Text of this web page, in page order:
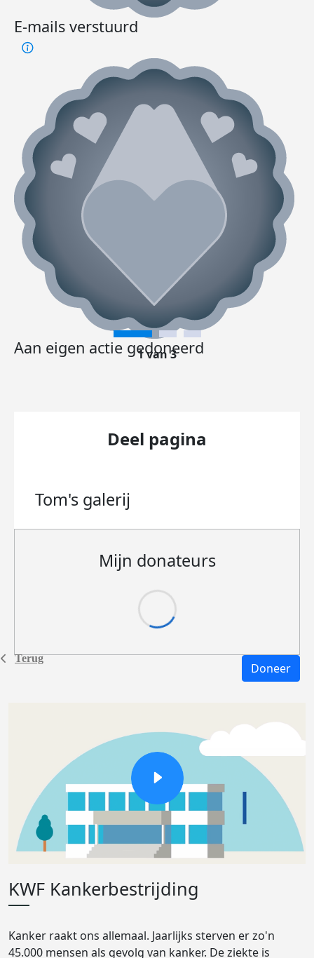
Terug
E-mails verstuurd
Aan eigen actie gedoneerd
1 van 3
Deel pagina
Tom's galerij
Mijn donateurs
Doneer
KWF Kankerbestrijding
Kanker raakt ons allemaal. Jaarlijks sterven er zo'n
45.000 mensen als gevolg van kanker. De ziekte is